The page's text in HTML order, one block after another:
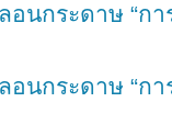
นกระดาษ “กา
นกระดาษ “กา